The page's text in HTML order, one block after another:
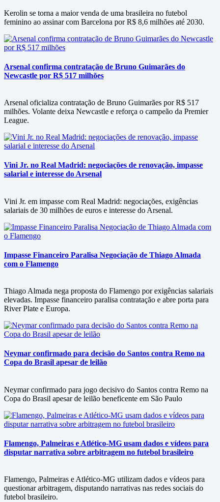
Kerolin se torna a maior venda de uma brasileira no futebol
feminino ao assinar com Barcelona por R$ 8,6 milhões até 2030.
Arsenal confirma contratação de Bruno Guimarães do
Newcastle por R$ 517 milhões
Arsenal oficializa contratação de Bruno Guimarães por R$ 517
milhões. Volante deixa Newcastle e reforça o campeão da Premier
League.
Vini Jr. no Real Madrid: negociações de renovação, impasse
salarial e interesse do Arsenal
Vini Jr. em impasse com Real Madrid: negociações, exigências
salariais de 30 milhões de euros e interesse do Arsenal.
Impasse Financeiro Paralisa Negociação de Thiago Almada
com o Flamengo
Thiago Almada nega proposta do Flamengo por exigências salariais
elevadas. Impasse financeiro paralisa contratação e abre porta para
River Plate e Europa.
Neymar confirmado para decisão do Santos contra Remo na
Copa do Brasil apesar de leilão
Neymar confirmado para jogo decisivo do Santos contra Remo na
Copa do Brasil apesar de leilão beneficente em São Paulo
Flamengo, Palmeiras e Atlético-MG usam dados e vídeos para
disputar narrativa sobre arbitragem no futebol brasileiro
Flamengo, Palmeiras e Atlético-MG utilizam dados e vídeos para
questionar arbitragem, disputando narrativas nas redes sociais do
futebol brasileiro.